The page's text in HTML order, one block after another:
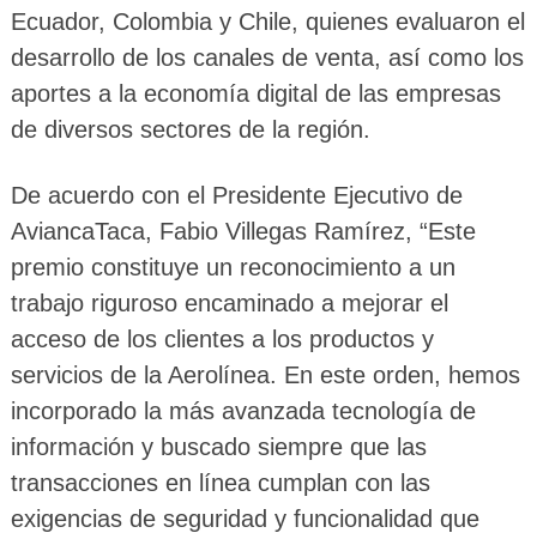
Ecuador, Colombia y Chile, quienes evaluaron el
desarrollo de los canales de venta, así como los
aportes a la economía digital de las empresas
de diversos sectores de la región.
De acuerdo con el Presidente Ejecutivo de
AviancaTaca, Fabio Villegas Ramírez, “Este
premio constituye un reconocimiento a un
trabajo riguroso encaminado a mejorar el
acceso de los clientes a los productos y
servicios de la Aerolínea. En este orden, hemos
incorporado la más avanzada tecnología de
información y buscado siempre que las
transacciones en línea cumplan con las
exigencias de seguridad y funcionalidad que